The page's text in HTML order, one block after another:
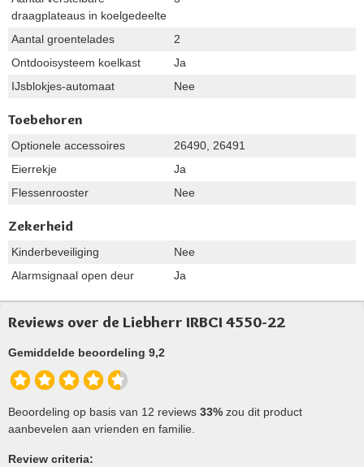
draagplateaus in koelgedeelte
Aantal groentelades
2
Ontdooisysteem koelkast
Ja
IJsblokjes-automaat
Nee
Toebehoren
Optionele accessoires
26490, 26491
Eierrekje
Ja
Flessenrooster
Nee
Zekerheid
Kinderbeveiliging
Nee
Alarmsignaal open deur
Ja
Reviews over de Liebherr IRBCI 4550-22
Gemiddelde beoordeling 9,2
Beoordeling op basis van 12 reviews 33% zou dit product
aanbevelen aan vrienden en familie.
Review criteria: